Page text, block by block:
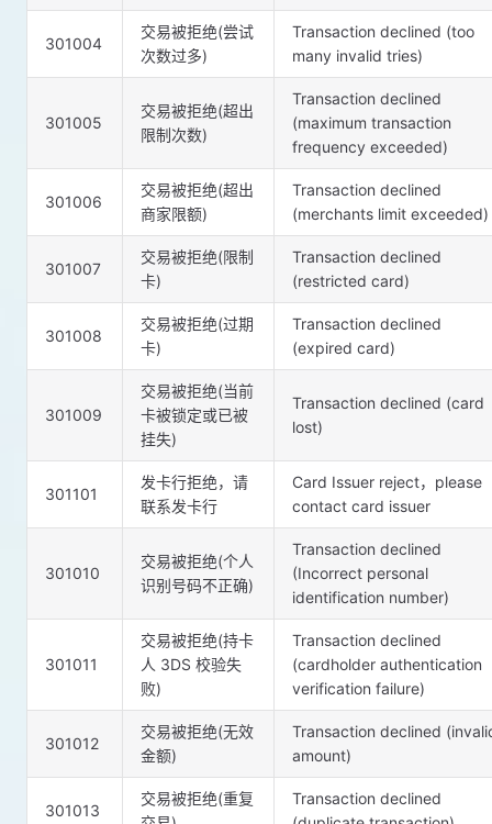
301004
交易被拒绝(尝试
次数过多)
Transaction declined (too
many invalid tries)
301005
交易被拒绝(超出
限制次数)
Transaction declined
(maximum transaction
frequency exceeded)
301006
交易被拒绝(超出
商家限额)
Transaction declined
(merchants limit exceeded)
301007
交易被拒绝(限制
卡)
Transaction declined
(restricted card)
301008
交易被拒绝(过期
卡)
Transaction declined
(expired card)
301009
交易被拒绝(当前
卡被锁定或已被
挂失)
Transaction declined (card
lost)
301101
发卡行拒绝，请
联系发卡行
Card Issuer reject，please
contact card issuer
301010
交易被拒绝(个人
识别号码不正确)
Transaction declined
(Incorrect personal
identification number)
301011
交易被拒绝(持卡
人 3DS 校验失
败)
Transaction declined
(cardholder authentication
verification failure)
301012
交易被拒绝(无效
金额)
Transaction declined
amount)
301013
交易被拒绝(重复
Transaction declined